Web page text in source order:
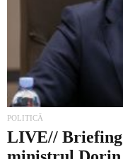
POLITICĂ
LIVE//